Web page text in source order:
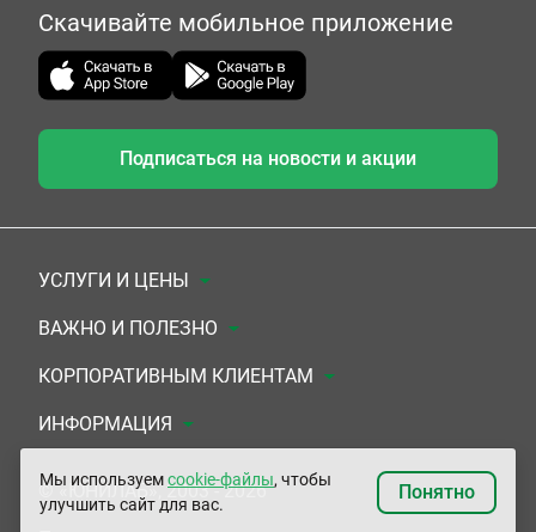
Скачивайте мобильное приложение
Подписаться на новости и акции
УСЛУГИ И ЦЕНЫ
Анализы
Комплексы
УЗИ
ЭКГ/Холтер/СМАД
Приемы врачей
ВАЖНО И ПОЛЕЗНО
Документы для заключения договора
Система скидок
Подарочные сертификаты
Сертификаты на комплексные программы
КОРПОРАТИВНЫМ КЛИЕНТАМ
Медицинским организациям
Прочим организациям
ИНФОРМАЦИЯ
О Компании
Контакты
© «ЮНИЛАБ», 2003 - 2026
Мы используемcookie-файлы, чтобы
улучшить сайт для вас.
Понятно